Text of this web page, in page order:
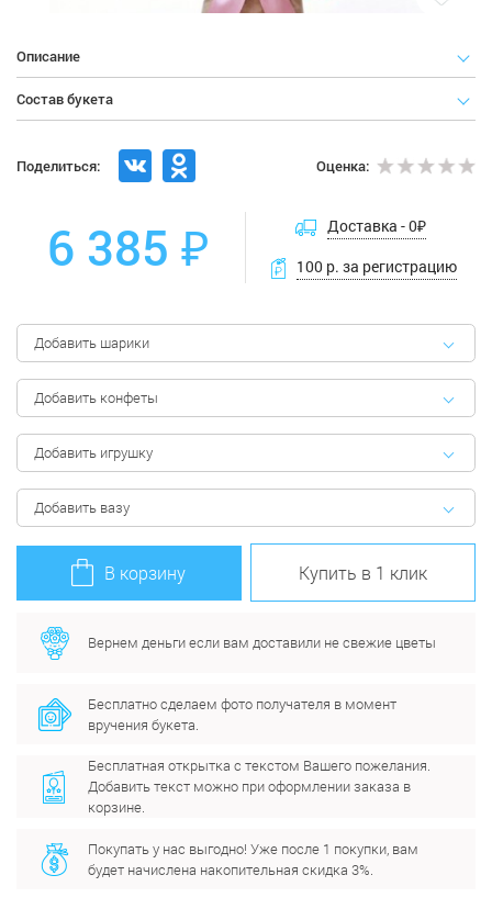
Описание
Состав букета
Поделиться: Оценка:
6 385 ₽ Доставка -0₽
100 р. за регистрацию
Добавить шарики
Добавить конфеты
Добавить игрушку
Добавить вазу
В корзину Купить в 1 клик
Вернем деньги если вам доставили не свежие цветы
Бесплатно сделаем фото получателя в момент
вручения букета.
Бесплатная открытка с текстом Вашего пожелания.
Добавить текст можно при оформлении заказа в
корзине.
Покупать у нас выгодно! Уже после 1 покупки, вам
будет начислена накопительная скидка 3%.